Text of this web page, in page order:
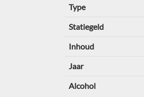
Type
Statiegeld
Inhoud
Jaar
Alcohol